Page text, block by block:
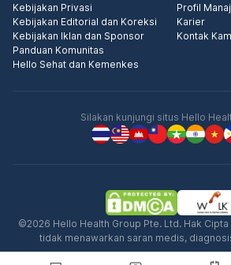
Kebijakan Privasi
Kebijakan Editorial dan Koreksi
Kebijakan Iklan dan Sponsor
Panduan Komunitas
Hello Sehat dan Kemenkes
Profil
Karier
Kontak
Silakan kunjungi situs Hello
©2026 Hello Health Group Pte. Ltd. Hak
tidak menawarkan saran medis,